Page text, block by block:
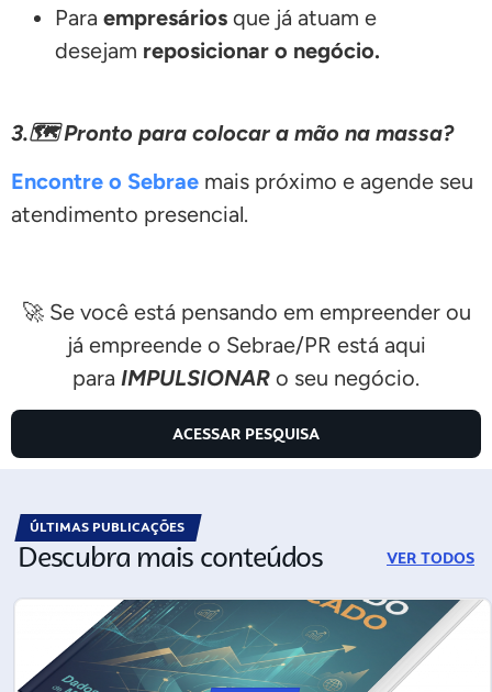
Para empresários que já atuam e
desejam reposicionar o negócio.
3.🗺️ Pronto para colocar a mão na massa?
Encontre o Sebrae mais próximo e agende seu
atendimento presencial.
🚀 Se você está pensando em empreender ou
já empreende o Sebrae/PR está aqui
para IMPULSIONAR o seu negócio.
ACESSAR PESQUISA
ÚLTIMAS PUBLICAÇÕES
Descubra mais conteúdos VER TODOS